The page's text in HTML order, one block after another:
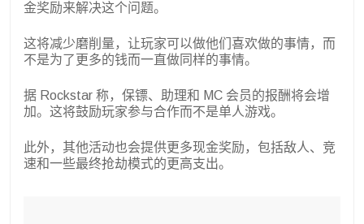
金奖励来解决这个问题。
这将减少磨削量，让玩家可以做他们喜欢做的事情，而
不是为了更多的钱而一直做同样的事情。
据 Rockstar 称，保镖、助理和 MC 会员的报酬将会增
加。这将鼓励玩家参与合作而不是单人游戏。
此外，其他活动也会提供更多现金奖励，包括敌人、竞
速和一些最终抢劫模式的更高支出。